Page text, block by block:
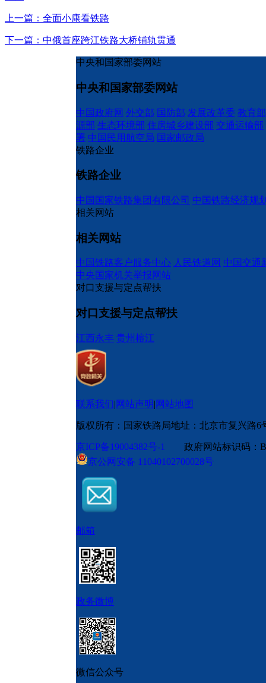
上一篇：全面小康看铁路
下一篇：中俄首座跨江铁路大桥铺轨贯通
中央和国家部委网站
中央和国家部委网站
中国政府网 外交部 国防部 发展改革委 教育部
源部 生态环境部 住房城乡建设部 交通运输部
署 中国民用航空局 国家邮政局
铁路企业
铁路企业
中国国家铁路集团有限公司 中国铁路经济规
相关网站
相关网站
中国铁路客户服务中心 人民铁道网 中国交通
中央国家机关举报网站
对口支援与定点帮扶
对口支援与定点帮扶
江西永丰 贵州榕江
联系我们|网站声明|网站地图
版权所有：国家铁路局地址：北京市复兴路6
京ICP备19004382号-1
政府网站标识码
京公网安备 11040102700028号
邮箱
政务微博
微信公众号